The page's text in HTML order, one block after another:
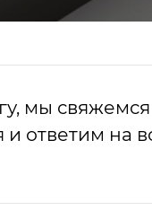
мы свяжемся
ответим на